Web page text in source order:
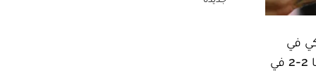
في
مسابقة كأس الرابطتين الأميركية والمكسيكية في كرة القدم والتي انتهت بفوز فريقه 5-4 بركلات الترجيح بعد تعادلهما 2-2 في